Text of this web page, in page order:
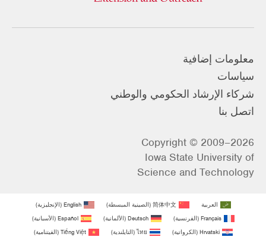
معلومات إضافية
سياسات
شركاء الإرشاد الحكومي والوطني
اتصل بنا
Copyright © 2009–2026
Iowa State University of
Science and Technology
العربية 简体中文
(الصينية المبسطة)
English
(الإنجليزية)
Français
(الفرنسية)
Deutsch
(الألمانية)
Español
(الأسبانية)
Hrvatski
(الكرواتية)
ไทย
(التايلندية)
Tiếng Việt
(الفيتنامية)